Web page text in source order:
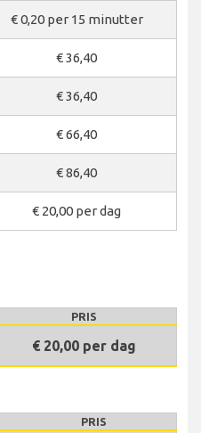
€ 0,20 per 15 minutter
€ 36,40
€ 36,40
€ 66,40
€ 86,40
€ 20,00 per dag
PRIS
€ 20,00 per dag
PRIS